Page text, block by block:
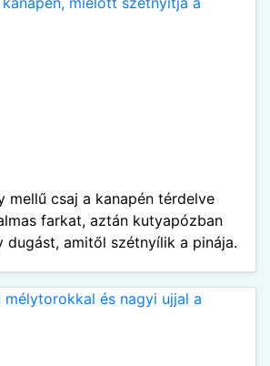
mellű csaj a kanapén térdelve
farkat, aztán kutyapózban
dugást, amitől szétnyílik a pinája.